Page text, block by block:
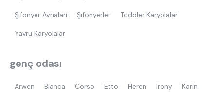
Şifonyer Aynaları Şifonyerler Toddler Karyolalar
Yavru Karyolalar
genç odası
Arwen Bianca Corso Etto Heren Irony Karin